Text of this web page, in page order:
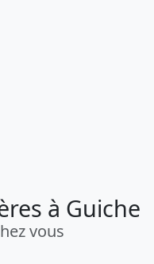
à Guiche
vous